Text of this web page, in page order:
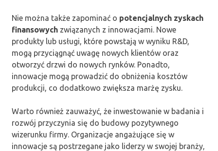
Nie można także zapominać o potencjalnych zyskach
finansowych związanych z innowacjami. Nowe
produkty lub usługi, które powstają w wyniku R&D,
mogą przyciągnąć uwagę nowych klientów oraz
otworzyć drzwi do nowych rynków. Ponadto,
innowacje mogą prowadzić do obniżenia kosztów
produkcji, co dodatkowo zwiększa marżę zysku.
Warto również zauważyć, że inwestowanie w badania i
rozwój przyczynia się do budowy pozytywnego
wizerunku firmy. Organizacje angażujące się w
innowacje są postrzegane jako liderzy w swojej branży,